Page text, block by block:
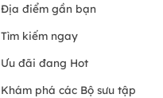
Địa điểm gần bạn
Tìm kiếm ngay
Ưu đãi đang Hot
Khám phá các Bộ sưu tập